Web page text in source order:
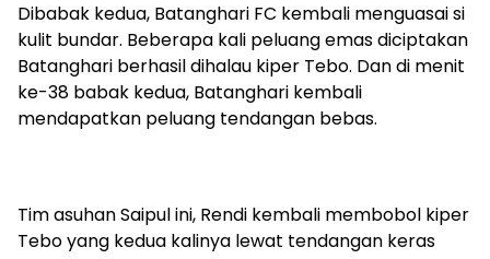
Dibabak kedua, Batanghari FC kembali menguasai si
kulit bundar. Beberapa kali peluang emas diciptakan
Batanghari berhasil dihalau kiper Tebo. Dan di menit
ke-38 babak kedua, Batanghari kembali
mendapatkan peluang tendangan bebas.
Tim asuhan Saipul ini, Rendi kembali membobol kiper
Tebo yang kedua kalinya lewat tendangan keras